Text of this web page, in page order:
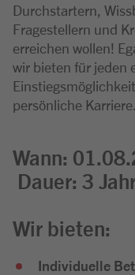
Durchstartern,
Fragestellern und
erreichen wollen!
wir bieten für jeden
persönliche
Wann:
Dauer: 3
Wir bieten:
Individuelle